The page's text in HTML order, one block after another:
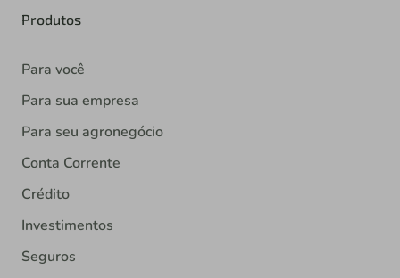
Produtos
Para você
Para sua empresa
Para seu agronegócio
Conta Corrente
Crédito
Investimentos
Seguros